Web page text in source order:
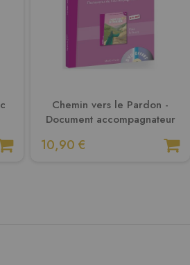
Chemin vers le Pardon -
Document accompagnateur
10,90 €